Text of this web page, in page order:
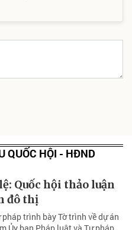
QUỐC HỘI - HĐND
Quốc hội thảo luận
đô thị
trình bày Tờ trình về dự án